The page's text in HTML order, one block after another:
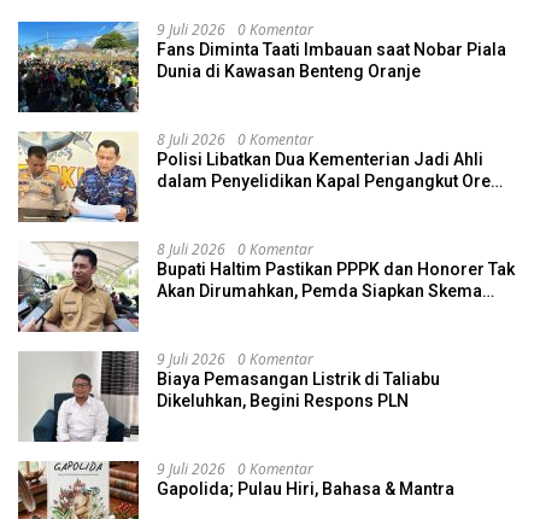
9 Juli 2026 0 Komentar
Fans Diminta Taati Imbauan saat Nobar Piala
Dunia di Kawasan Benteng Oranje
8 Juli 2026 0 Komentar
Polisi Libatkan Dua Kementerian Jadi Ahli
dalam Penyelidikan Kapal Pengangkut Ore
8 Juli 2026 0 Komentar
Bupati Haltim Pastikan PPPK dan Honorer Tak
Akan Dirumahkan, Pemda Siapkan Skema
9 Juli 2026 0 Komentar
Biaya Pemasangan Listrik di Taliabu
Dikeluhkan, Begini Respons PLN
9 Juli 2026 0 Komentar
Gapolida; Pulau Hiri, Bahasa & Mantra